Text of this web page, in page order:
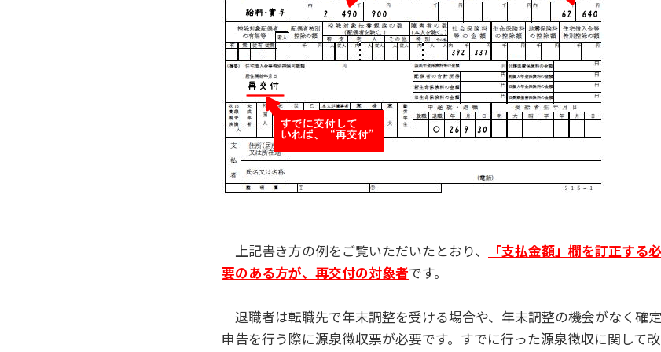
上記書き方の例をご覧いただいたとおり、
「支払金額」欄を訂正する必
要のある方が、再交付の対象者です。
退職者は転職先で年末調整を受ける場合や、年末調整の機会がなく確定
申告を行う際に源泉徴収票が必要です。すでに行った源泉徴収に関して改